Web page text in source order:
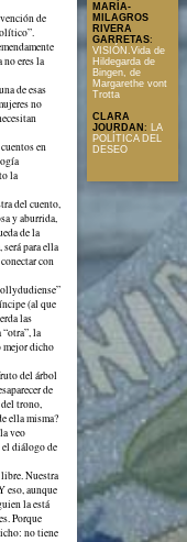
de
no eres la
de esas
no
en
la
del cuento,
y aburrida,
de la
para ella
con
(al que
las
la
mejor dicho
del árbol
de
trono,
ella misma?
veo
el diálogo de
Nuestra
eso, aunque
la está
Porque
no tiene
MARÍA-
MILAGROS
RIVERA
GARRETAS:
VISIÓN.Vida de
Hildegarda de
Bingen, de
Margarethe vont
Trotta
CLARA
JOURDAN :
LA
POLÍTICA DEL
DESEO